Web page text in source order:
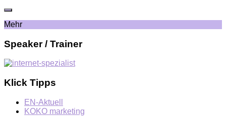
Mehr
Speaker / Trainer
Klick Tipps
EN-Aktuell
KOKO marketing